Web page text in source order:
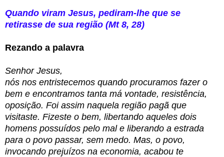
Quando viram Jesus, pediram-lhe que se
retirasse de sua região (Mt 8, 28)
Rezando a palavra
Senhor Jesus,
nós nos entristecemos quando procuramos fazer o
bem e encontramos tanta má vontade, resistência,
oposição. Foi assim naquela região pagã que
visitaste. Fizeste o bem, libertando aqueles dois
homens possuídos pelo mal e liberando a estrada
para o povo passar, sem medo. Mas, o povo,
invocando prejuízos na economia, acabou te